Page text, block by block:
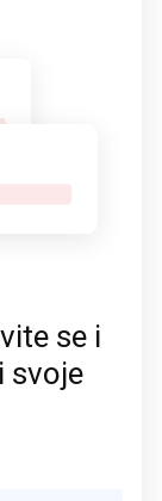
se i
svoje